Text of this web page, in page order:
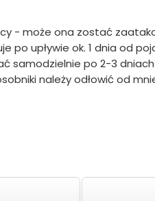
- może ona zostać
po upływie ok. 1 dnia od
samodzielnie po 2-3
należy odłowić od